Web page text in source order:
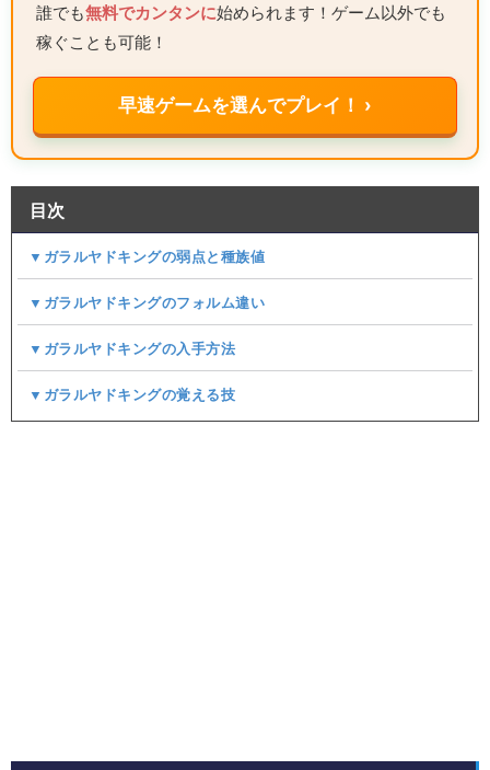
誰でも無料でカンタンに始められます！ゲーム以外でも
稼ぐことも可能！
早速ゲームを選んでプレイ！ ›
目次
▼ガラルヤドキングの弱点と種族値
▼ガラルヤドキングのフォルム違い
▼ガラルヤドキングの入手方法
▼ガラルヤドキングの覚える技